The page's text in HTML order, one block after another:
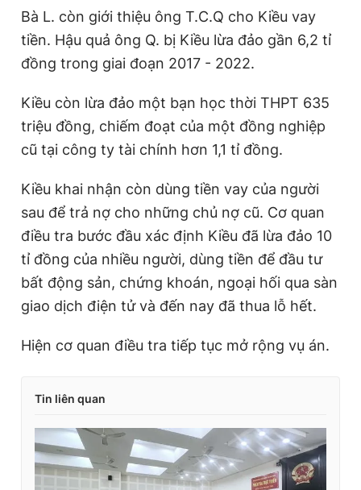
Bà L. còn giới thiệu ông T.C.Q cho Kiều vay
tiền. Hậu quả ông Q. bị Kiều lừa đảo gần 6,2 tỉ
đồng trong giai đoạn 2017 - 2022.
Kiều còn lừa đảo một bạn học thời THPT 635
triệu đồng, chiếm đoạt của một đồng nghiệp
cũ tại công ty tài chính hơn 1,1 tỉ đồng.
Kiều khai nhận còn dùng tiền vay của người
sau để trả nợ cho những chủ nợ cũ. Cơ quan
điều tra bước đầu xác định Kiều đã lừa đảo 10
tỉ đồng của nhiều người, dùng tiền để đầu tư
bất động sản, chứng khoán, ngoại hối qua sàn
giao dịch điện tử và đến nay đã thua lỗ hết.
Hiện cơ quan điều tra tiếp tục mở rộng vụ án.
Tin liên quan